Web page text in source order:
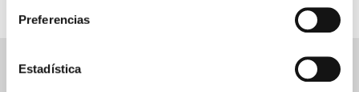
Preferencias
Estadística
SERUM MIT ALOE VERA UND VITAMIN C